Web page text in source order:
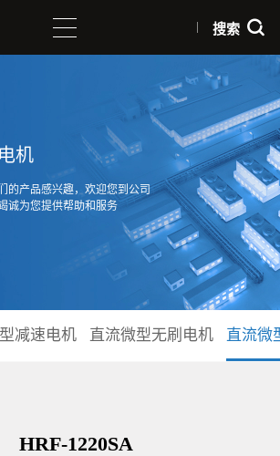
搜索
机
的产品感兴趣，欢迎您到公司
诚为您提供帮助和服务
减速电机 直流微型无刷电机 直流微
HRF-1220SA